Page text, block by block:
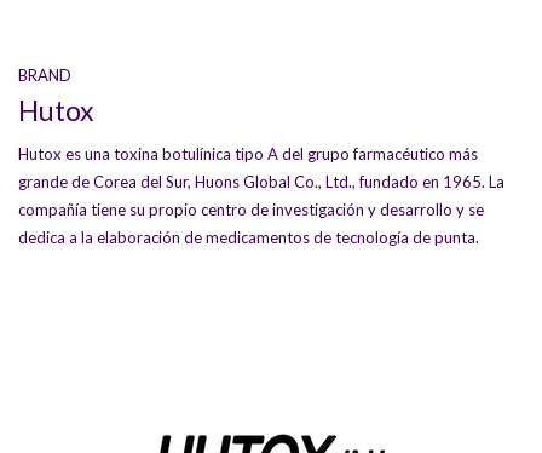
BRAND
Hutox
Hutox es una toxina botulínica tipo A del grupo farmacéutico más
grande de Corea del Sur, Huons Global Co., Ltd., fundado en 1965. La
compañía tiene su propio centro de investigación y desarrollo y se
dedica a la elaboración de medicamentos de tecnología de punta.